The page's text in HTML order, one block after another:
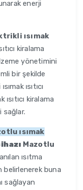
enerji
ısımak
kiralama
yönetimini
bir şekilde
ısıtıcı
kiralama
sağlar.
ısımak
Mazotlu
ısıtma
belirlenerek buna
sağlayan